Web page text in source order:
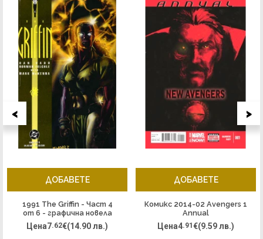
ДОБАВЕТЕ
1991 The Griffin - Част 4
от 6 - графична новела
Цена7.62€(14.90 лв.)
ДОБАВЕТЕ
Комикс 2014-02 Avengers 1
Annual
Цена4.91 €(9.59 лв.)
< >